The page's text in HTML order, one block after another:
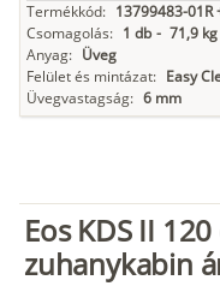
Termékkód: 13799483-01R
Csomagolás: 1 db - 71,9 kg
Anyag: Üveg
Felület és mintázat: Easy
Üvegvastagság: 6 mm
Eos KDS II
zuhanykabin